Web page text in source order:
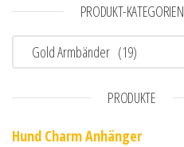
PRODUKT-KATEGORIEN
Gold Armbänder (19)
PRODUKTE
Hund Charm Anhänger